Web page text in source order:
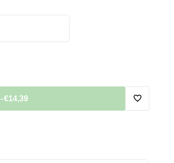
-€14,39
Pridėti
norų